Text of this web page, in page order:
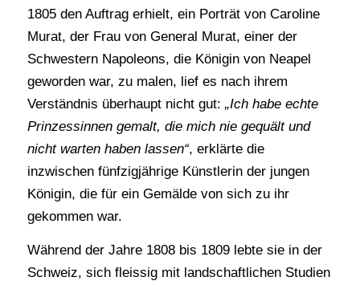
1805 den Auftrag erhielt, ein Porträt von Caroline
Murat, der Frau von General Murat, einer der
Schwestern Napoleons, die Königin von Neapel
geworden war, zu malen, lief es nach ihrem
Verständnis überhaupt nicht gut: „Ich habe echte
Prinzessinnen gemalt, die mich nie gequält und
nicht warten haben lassen“, erklärte die
inzwischen fünfzigjährige Künstlerin der jungen
Königin, die für ein Gemälde von sich zu ihr
gekommen war.
Während der Jahre 1808 bis 1809 lebte sie in der
Schweiz, sich fleissig mit landschaftlichen Studien